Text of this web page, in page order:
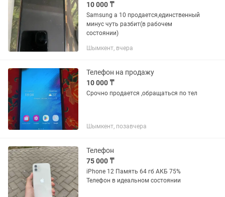
10 000 ₸
Samsung a 10 продается,единственный
минус чуть разбит(в рабочем
состоянии)
Шымкент, вчера
Телефон на продажу
10 000 ₸
Срочно продается ,обращаться по тел
Шымкент, позавчера
Телефон
75 000 ₸
iPhone 12 Память 64 гб АКБ 75%
Телефон в идеальном состоянии